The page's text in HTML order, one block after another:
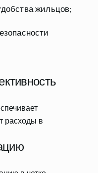
жильцов;
расходы в